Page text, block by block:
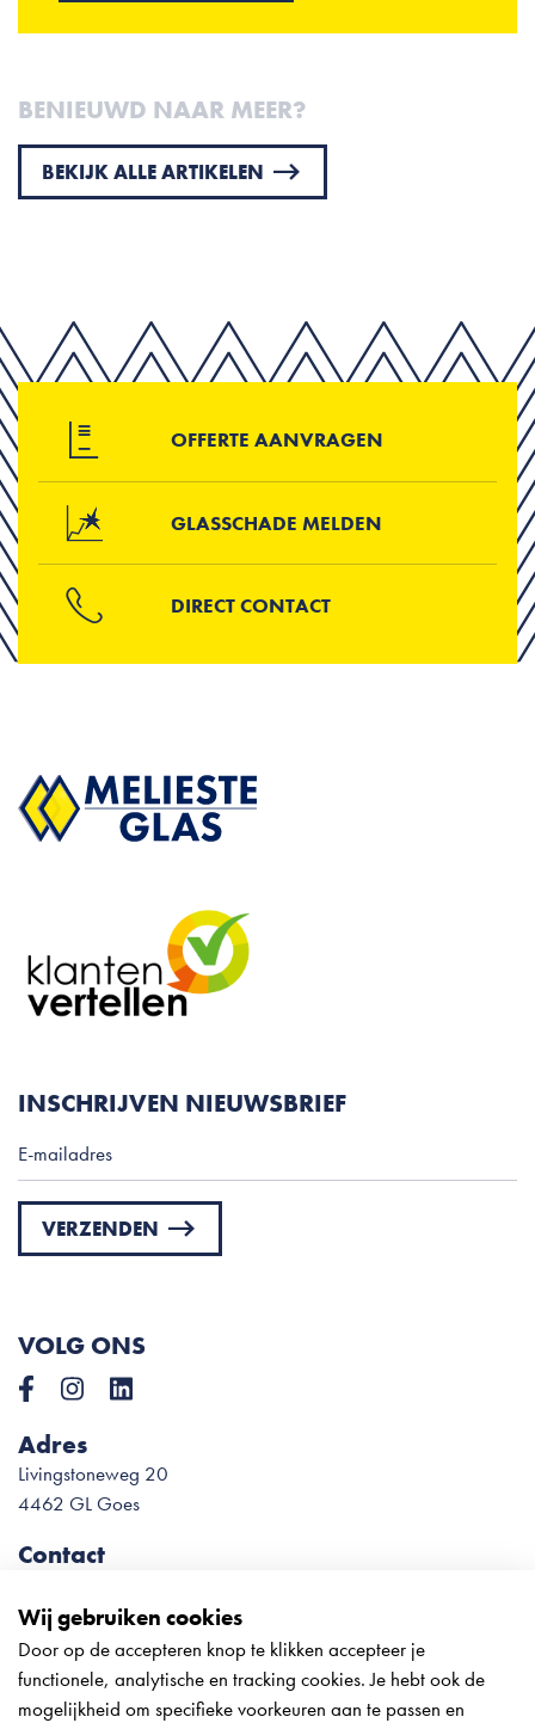
BENIEUWD NAAR MEER?
BEKIJK ALLE ARTIKELEN
OFFERTE AANVRAGEN
GLASSCHADE MELDEN
DIRECT CONTACT
INSCHRIJVEN NIEUWSBRIEF
VERZENDEN
this
field
empty.
VOLG ONS
Adres
Livingstoneweg 20
4462 GL Goes
Contact
info@meliesteglas.nl
Onze openingstijden tijdens de
vakantieperiode:
Wij gebruiken cookies
Door op de accepteren knop te klikken accepteer je
functionele, analytische en tracking cookies. Je hebt ook de
mogelijkheid om specifieke voorkeuren aan te passen en